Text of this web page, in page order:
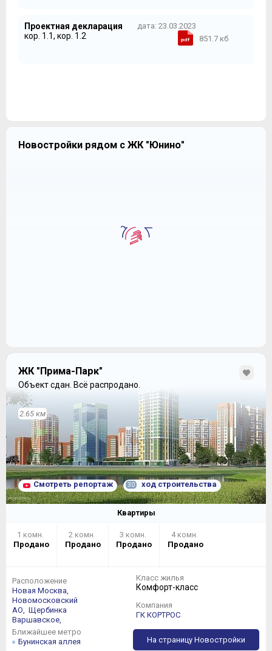
Проектная декларация
кор. 1.1, кор. 1.2
дата: 23.03.2023
851.7 кб
Новостройки рядом с ЖК "Юнино"
ЖК "Прима-Парк"
Объект сдан. Всё распродано.
2.65 км
Смотреть репортаж 30 ход строительства
Квартиры
1 комн.
Продано
2 комн.
Продано
3 комн.
Продано
4 комн.
Продано
Расположение
Новая Москва,
Новомосковский
АО,
Щербинка
Варшавское,
Ближайшее метро
Бунинская аллея
Класс жилья
Комфорт-класс
Компания
ГК КОРТРОС
На страницу Новостройки